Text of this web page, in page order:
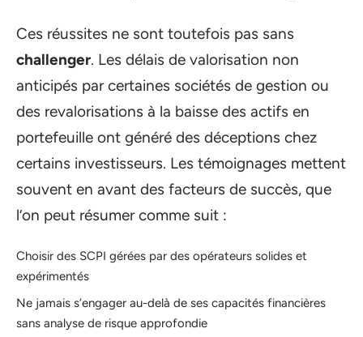
Ces réussites ne sont toutefois pas sans
challenger. Les délais de valorisation non
anticipés par certaines sociétés de gestion ou
des revalorisations à la baisse des actifs en
portefeuille ont généré des déceptions chez
certains investisseurs. Les témoignages mettent
souvent en avant des facteurs de succès, que
l’on peut résumer comme suit :
Choisir des SCPI gérées par des opérateurs solides et
expérimentés
Ne jamais s’engager au-delà de ses capacités financières
sans analyse de risque approfondie